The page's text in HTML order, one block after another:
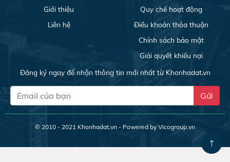
Giới thiệu
Liên hệ
Quy chế hoạt động
Điều khoản thỏa thuận
Chính sách bảo mật
Giải quyết khiếu nại
Đăng ký ngay để nhận thông tin mới nhất từ Khonhadat.vn
Gửi
© 2010 - 2021 Khonhadat.vn - Powered by Vicogroup.vn